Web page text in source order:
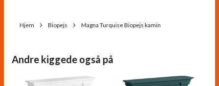
Hjem Biopejs Magna Turquise Biopejs kamin
Andre kiggede også på